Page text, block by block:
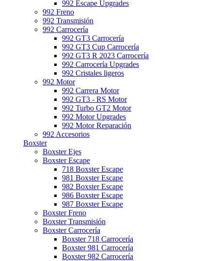
992 Escape Upgrades
992 Freno
992 Transmisión
992 Carrocería
992 GT3 Carrocería
992 GT3 Cup Carrocería
992 GT3 R 2023 Carrocería
992 Carrocería Upgrades
992 Cristales ligeros
992 Motor
992 Carrera Motor
992 GT3 - RS Motor
992 Turbo GT2 Motor
992 Motor Upgrades
992 Motor Reparación
992 Accesorios
Boxster
Boxster Ejes
Boxster Escape
718 Boxster Escape
981 Boxster Escape
982 Boxster Escape
986 Boxster Escape
987 Boxster Escape
Boxster Freno
Boxster Transmisión
Boxster Carrocería
Boxster 718 Carrocería
Boxster 981 Carrocería
Boxster 982 Carrocería